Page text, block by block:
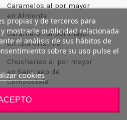
Caramelos al por mayor
en Almonte
Caramelos al por mayor
en Isla Cristina
Chucherias al por mayor
en Santiago de
Compostela
Chucherias al por mayor
en Narón
propias y de terceros para
mostrarle publicidad relacionada
el análisis de sus hábitos de
sobre su uso pulse el
cookies